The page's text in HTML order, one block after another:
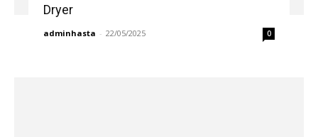
Dryer
adminhasta - 22/05/2025 0